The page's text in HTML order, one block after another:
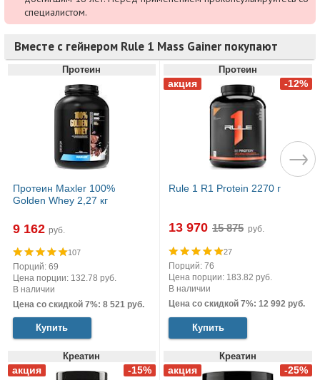
специалистом.
Вместе с гейнером Rule 1 Mass Gainer покупают
Протеин
Протеин Maxler 100%
Golden Whey 2,27 кг
9 162 руб.
107
Порций: 69
Цена порции: 132.78 руб.
В наличии
Цена со скидкой 7%: 8 521 руб.
Купить
Протеин
Rule 1 R1 Protein 2270 г
13 970 руб.
27
Порций: 76
Цена порции: 183.82 руб.
В наличии
Цена со скидкой 7%: 12 992 руб.
Купить
Креатин Креатин